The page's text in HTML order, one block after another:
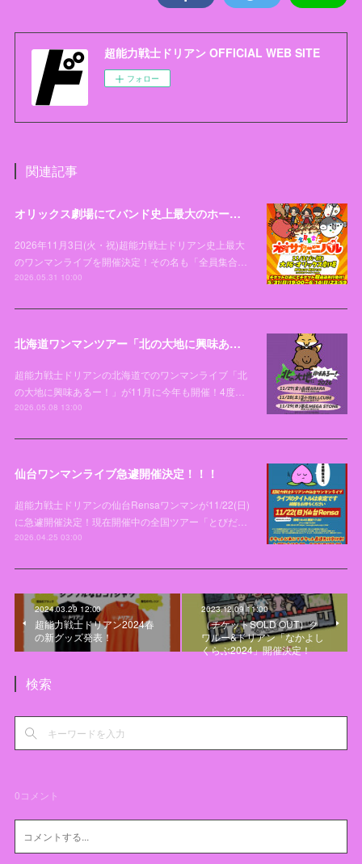
超能力戦士ドリアン OFFICIAL WEB SITE
フォロー
関連記事
オリックス劇場にてバンド史上最大のホールワンマンライブ「全員集合！オオサカーニバル」開催決定！
2026年11月3日(火・祝)超能力戦士ドリアン史上最大
のワンマンライブを開催決定！その名も「全員集合…
2026.05.31 10:00
北海道ワンマンツアー「北の大地に興味あるー！2026」開催決定！！！
超能力戦士ドリアンの北海道でのワンマンライブ「北
の大地に興味あるー！」が11月に今年も開催！4度…
2026.05.08 13:00
仙台ワンマンライブ急遽開催決定！！！
超能力戦士ドリアンの仙台Rensaワンマンが11/22(日)
に急遽開催決定！現在開催中の全国ツアー「とびだ…
2026.04.25 03:00
2024.03.29 12:00
超能力戦士ドリアン2024春
の新グッズ発表！
2023.12.09 11:00
（チケットSOLD OUT）ク
ワルー&ドリアン「なかよし
くらぶ2024」開催決定！
検索
0コメント